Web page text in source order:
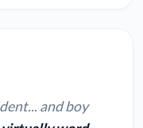
and boy